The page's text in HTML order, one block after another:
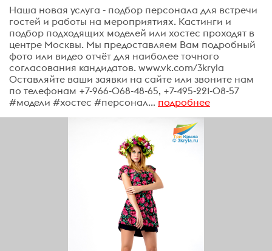
Наша новая услуга - подбор персонала для встречи
гостей и работы на мероприятиях. Кастинги и
подбор подходящих моделей или хостес проходят в
центре Москвы. Мы предоставляем Вам подробный
фото или видео отчёт для наиболее точного
согласования кандидатов. www.vk.com/3kryla
Оставляйте ваши заявки на сайте или звоните нам
по телефонам +7-966-068-48-65, +7-495-221-08-57
#модели #хостес #персонал... подробнее